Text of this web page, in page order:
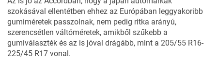
szokásával ellentétben ehhez az Európában leggyakoribb
gumiméretek passzolnak, nem pedig ritka arányú,
szerencsétlen váltóméretek, amikből szűkebb a
gumiválaszték és az is jóval drágább, mint a 205/55 R16-
225/45 R17 vonal.